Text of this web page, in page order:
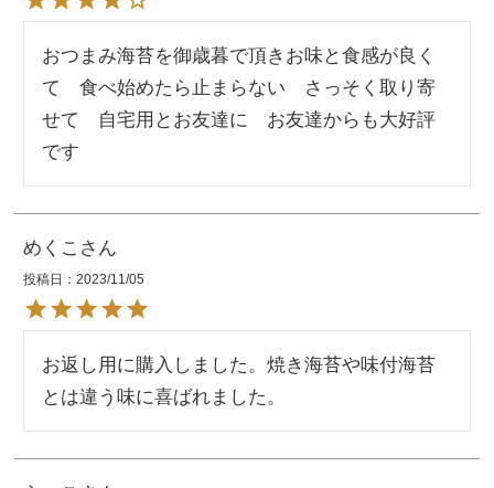
おつまみ海苔を御歳暮で頂きお味と食感が良く
て　食べ始めたら止まらない　さっそく取り寄
せて　自宅用とお友達に　お友達からも大好評
です
めくこ
投稿日 2023/11/05
お返し用に購入しました。焼き海苔や味付海苔
とは違う味に喜ばれました。